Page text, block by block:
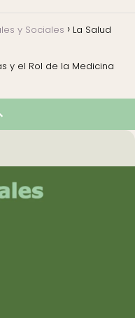
y Sociales La Salud
y el Rol de la Medicina